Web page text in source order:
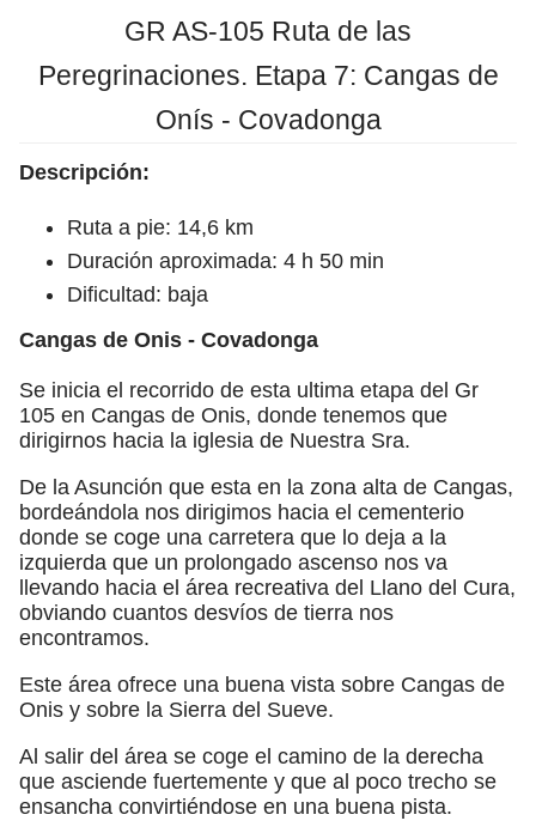
GR AS-105 Ruta de las
Peregrinaciones. Etapa 7: Cangas de
Onís - Covadonga
Descripción:
Ruta a pie: 14,6 km
Duración aproximada: 4 h 50 min
Dificultad: baja
Cangas de Onis - Covadonga
Se inicia el recorrido de esta ultima etapa del Gr
105 en Cangas de Onis, donde tenemos que
dirigirnos hacia la iglesia de Nuestra Sra.
De la Asunción que esta en la zona alta de Cangas,
bordeándola nos dirigimos hacia el cementerio
donde se coge una carretera que lo deja a la
izquierda que un prolongado ascenso nos va
llevando hacia el área recreativa del Llano del Cura,
obviando cuantos desvíos de tierra nos
encontramos.
Este área ofrece una buena vista sobre Cangas de
Onis y sobre la Sierra del Sueve.
Al salir del área se coge el camino de la derecha
que asciende fuertemente y que al poco trecho se
ensancha convirtiéndose en una buena pista.